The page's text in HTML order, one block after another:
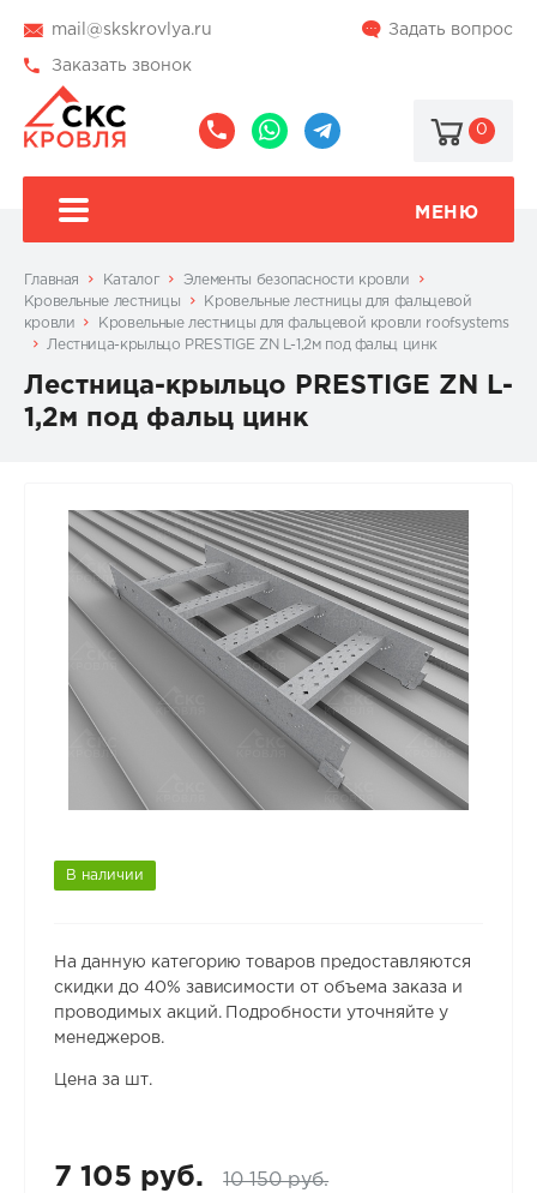
mail@skskrovlya.ru Задать вопрос
Заказать звонок
0
МЕНЮ
Главная Каталог
Элементы безопасности кровли
Кровельные лестницы
Кровельные лестницы для фальцевой
кровли
Кровельные лестницы для фальцевой кровли roofsystems
Лестница-крыльцо PRESTIGE ZN L-1,2м под фальц цинк
Лестница-крыльцо PRESTIGE ZN L-
1,2м под фальц цинк
В наличии
На данную категорию товаров предоставляются
скидки до 40% зависимости от объема заказа и
проводимых акций. Подробности уточняйте у
менеджеров.
Цена за шт.
7 105 руб. 10 150 руб.